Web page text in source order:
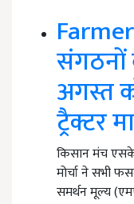
संगठनों
अगस्त
ट्रैक्टर
किसान मंच
मोर्चा ने सभी
समर्थन मूल्य